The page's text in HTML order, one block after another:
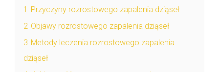
1 Przyczyny rozrostowego zapalenia dziąseł
2 Objawy rozrostowego zapalenia dziąseł
3 Metody leczenia rozrostowego zapalenia
dziąseł